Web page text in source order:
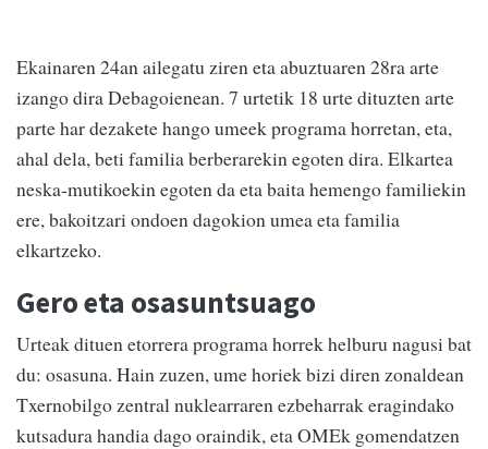
Ekainaren 24an ailegatu ziren eta abuztuaren 28ra arte
izango dira Debagoienean. 7 urtetik 18 urte dituzten arte
parte har dezakete hango umeek programa horretan, eta,
ahal dela, beti familia berberarekin egoten dira. Elkartea
neska-mutikoekin egoten da eta baita hemengo familiekin
ere, bakoitzari ondoen dagokion umea eta familia
elkartzeko.
Gero eta osasuntsuago
Urteak dituen etorrera programa horrek helburu nagusi bat
du: osasuna. Hain zuzen, ume horiek bizi diren zonaldean
Txernobilgo zentral nuklearraren ezbeharrak eragindako
kutsadura handia dago oraindik, eta OMEk gomendatzen